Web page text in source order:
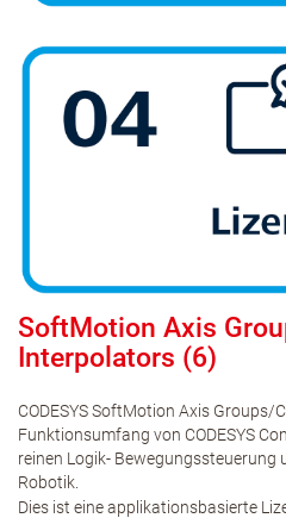
SoftMotion Axis
Interpolators (6)
CODESYS SoftMotion Axis
Funktionsumfang von CODESYS
reinen Logik- Bewegungssteuerung
Robotik.
Dies ist eine applikationsbasierte